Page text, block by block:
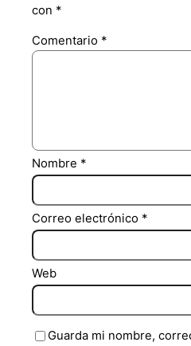
con *
Comentario *
Nombre *
Correo electrónico *
Web
Guarda mi nombre,